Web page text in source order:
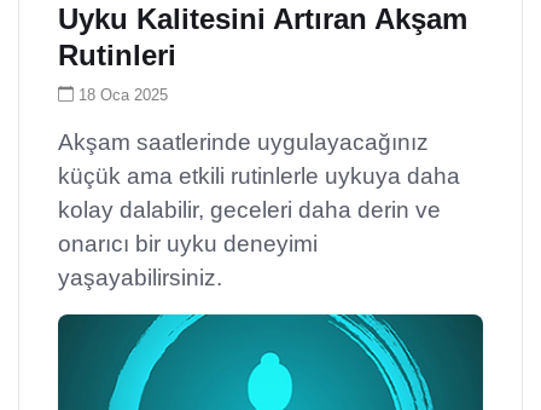
Uyku Kalitesini Artıran Akşam
Rutinleri
18 Oca 2025
Akşam saatlerinde uygulayacağınız
küçük ama etkili rutinlerle uykuya daha
kolay dalabilir, geceleri daha derin ve
onarıcı bir uyku deneyimi
yaşayabilirsiniz.